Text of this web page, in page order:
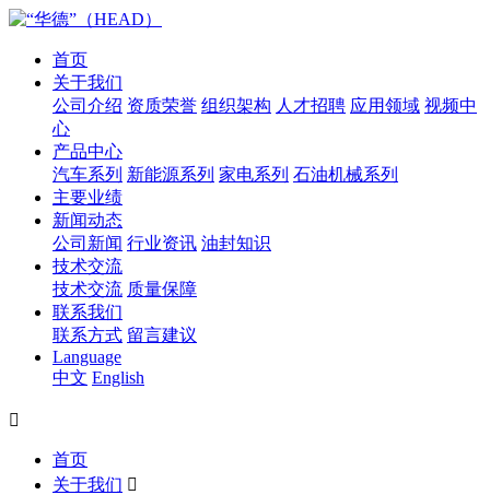
首页
关于我们
公司介绍 资质荣誉 组织架构 人才招聘 应用领域 视频中
心
产品中心
汽车系列 新能源系列 家电系列 石油机械系列
主要业绩
新闻动态
公司新闻 行业资讯 油封知识
技术交流
技术交流 质量保障
联系我们
联系方式 留言建议
Language
中文 English

首页
关于我们 